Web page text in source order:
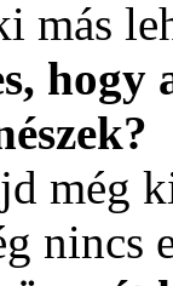
más
még
nincs